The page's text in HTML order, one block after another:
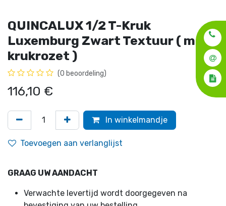
QUINCALUX 1/2 T-Kruk
Luxemburg Zwart Textuur ( met
krukrozet )
(0 beoordeling)
116,10 €
In winkelmandje
Toevoegen aan verlanglijst
GRAAG UW AANDACHT
Verwachte levertijd wordt doorgegeven na